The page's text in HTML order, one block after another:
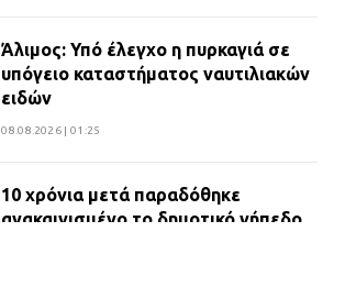
Άλιμος: Υπό έλεγχο η πυρκαγιά σε
υπόγειο καταστήματος ναυτιλιακών
ειδών
08.08.2026 | 01:25
10 χρόνια μετά παραδόθηκε
ανακαινισμένο το δημοτικό γήπεδο